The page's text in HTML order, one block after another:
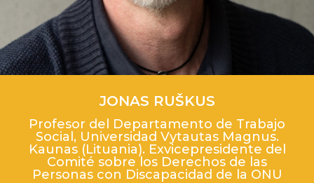
JONAS RUŠKUS
Profesor del Departamento de Trabajo
Social, Universidad Vytautas Magnus.
Kaunas (Lituania). Exvicepresidente del
Comité sobre los Derechos de las
Personas con Discapacidad de la ONU